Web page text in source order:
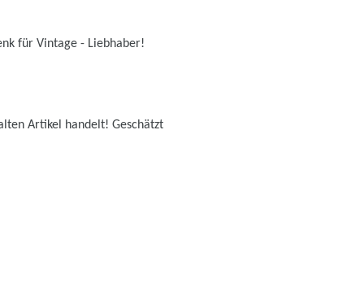
für Vintage - Liebhaber!
Artikel handelt! Geschätzt